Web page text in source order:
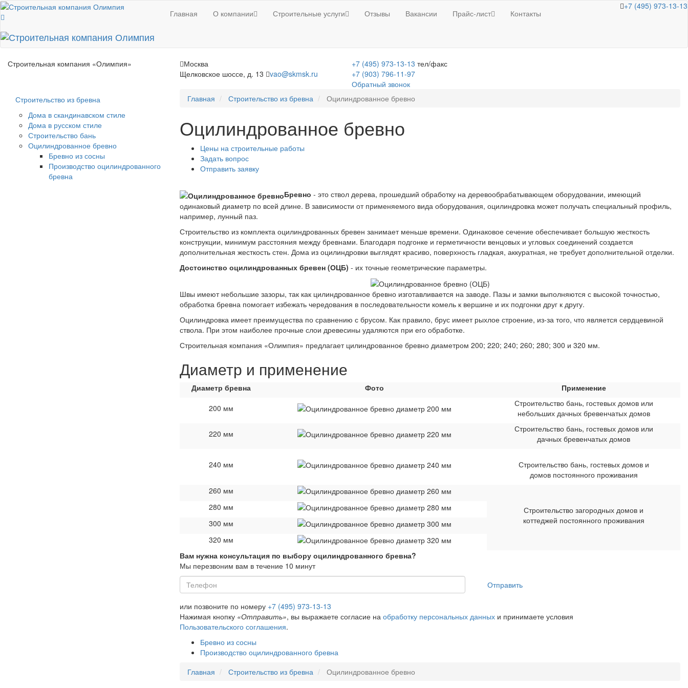
Главная О компании Строительные услуги Отзывы Вакансии Прайс-лист Контакты
+7 (495) 973-13-13
Строительная компания «Олимпия»
Москва
Щелковское шоссе, д. 13
vao@skmsk.ru
+7 (495) 973-13-13 тел/факс
+7 (903) 796-11-97
Обратный звонок
Строительство из бревна
Дома в скандинавском стиле
Дома в русском стиле
Строительство бань
Оцилиндрованное бревно
Бревно из сосны
Производство оцилиндрованного
бревна
Главная Строительство из бревна Оцилиндрованное бревно
Оцилиндрованное бревно
Цены на строительные работы
Задать вопрос
Отправить заявку
Бревно - это ствол дерева, прошедший обработку на деревообрабатывающем оборудовании, имеющий
одинаковый диаметр по всей длине. В зависимости от применяемого вида оборудования, оцилиндровка может получать специальный профиль,
например, лунный паз.
Строительство из комплекта оцилиндрованных бревен занимает меньше времени. Одинаковое сечение обеспечивает большую жесткость
конструкции, минимум расстояния между бревнами. Благодаря подгонке и герметичности венцовых и угловых соединений создается
дополнительная жесткость стен. Дома из оцилиндровки выглядят красиво, поверхность гладкая, аккуратная, не требует дополнительной отделки.
Достоинство оцилиндрованных бревен (ОЦБ) - их точные геометрические параметры.
Швы имеют небольшие зазоры, так как цилиндрованное бревно изготавливается на заводе. Пазы и замки выполняются с высокой точностью,
обработка бревна помогает избежать чередования в последовательности комель к вершине и их подгонки друг к другу.
Оцилиндровка имеет преимущества по сравнению с брусом. Как правило, брус имеет рыхлое строение, из-за того, что является сердцевиной
ствола. При этом наиболее прочные слои древесины удаляются при его обработке.
Строительная компания «Олимпия» предлагает цилиндрованное бревно диаметром 200; 220; 240; 260; 280; 300 и 320 мм.
Диаметр и применение
Диаметр бревна Фото
Применение
200 мм
Строительство бань, гостевых домов или
небольших дачных бревенчатых домов
220 мм
Строительство бань, гостевых домов или
дачных бревенчатых домов
240 мм
Строительство бань, гостевых домов и
домов постоянного проживания
260 мм
Строительство загородных домов и
коттеджей постоянного проживания
280 мм
300 мм
320 мм
Вам нужна консультация по выбору оцилиндрованного бревна?
Мы перезвоним вам в течение 10 минут
Отправить
или позвоните по номеру +7 (495) 973-13-13
Нажимая кнопку «Отправить», вы выражаете согласие на обработку персональных данных и принимаете условия
Пользовательского соглашения.
Бревно из сосны
Производство оцилиндрованного бревна
Главная
Строительство из бревна Оцилиндрованное бревно